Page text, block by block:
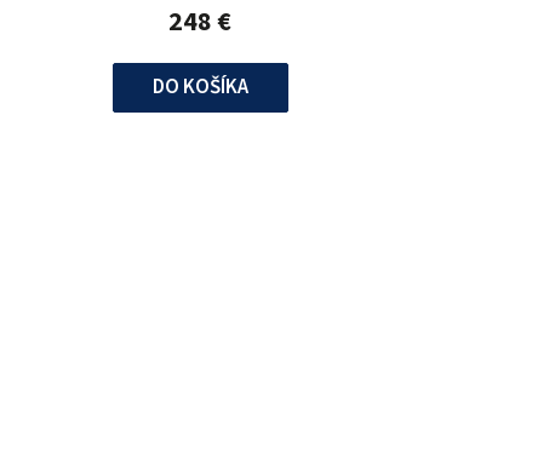
248 €
DO KOŠÍKA